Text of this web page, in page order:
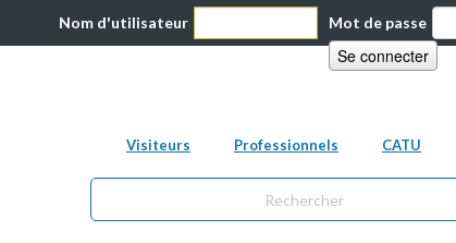
Nom d'utilisateur Mot de passe
Visiteurs Professionnels CATU
Formulaire de recherche
Chercher dans ce site